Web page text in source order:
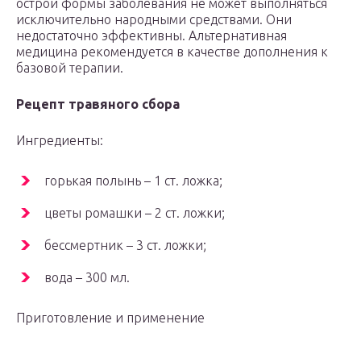
острой формы заболевания не может выполняться
исключительно народными средствами. Они
недостаточно эффективны. Альтернативная
медицина рекомендуется в качестве дополнения к
базовой терапии.
Рецепт травяного сбора
Ингредиенты:
горькая полынь – 1 ст. ложка;
цветы ромашки – 2 ст. ложки;
бессмертник – 3 ст. ложки;
вода – 300 мл.
Приготовление и применение